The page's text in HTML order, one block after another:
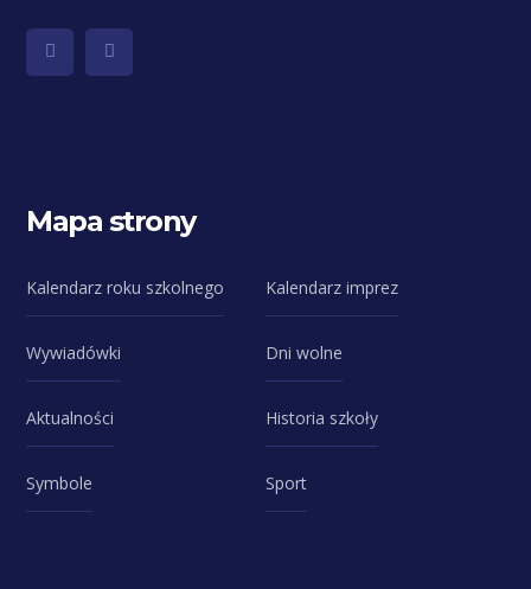
Mapa strony
Kalendarz roku szkolnego Kalendarz imprez
Wywiadówki Dni wolne
Aktualności Historia szkoły
Symbole Sport